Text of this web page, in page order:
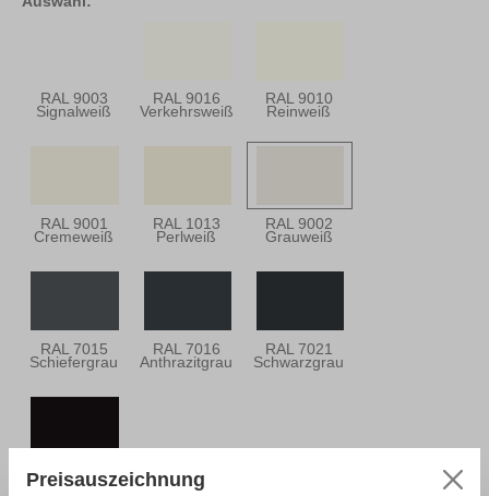
RAL 9003
Signalweiß
RAL 9016
Verkehrsweiß
RAL 9010
Reinweiß
RAL 9001
Cremeweiß
RAL 1013
Perlweiß
RAL 9002
Grauweiß
RAL 7015
Schiefergrau
RAL 7016
Anthrazitgrau
RAL 7021
Schwarzgrau
RAL 9005
Tiefschwarz
Preisauszeichnung